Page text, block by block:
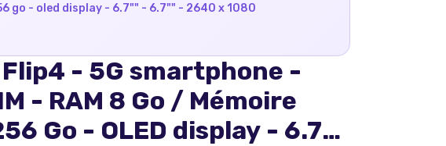
go - oled display - 6.7"" - 6.7"" - 2640 x 1080
Flip4 - 5G smartphone -
- RAM 8 Go / Mémoire
Go - OLED display - 6.7"